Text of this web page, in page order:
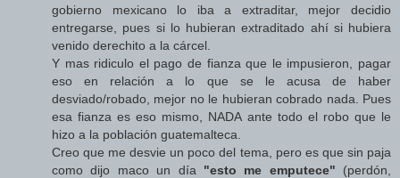
gobierno mexicano lo iba a extraditar, mejor decidio
entregarse, pues si lo hubieran extraditado ahí si hubiera
venido derechito a la cárcel.
Y mas ridiculo el pago de fianza que le impusieron, pagar
eso en relación a lo que se le acusa de haber
desviado/robado, mejor no le hubieran cobrado nada. Pues
esa fianza es eso mismo, NADA ante todo el robo que le
hizo a la población guatemalteca.
Creo que me desvie un poco del tema, pero es que sin paja
como dijo maco un día "esto me emputece" (perdón,